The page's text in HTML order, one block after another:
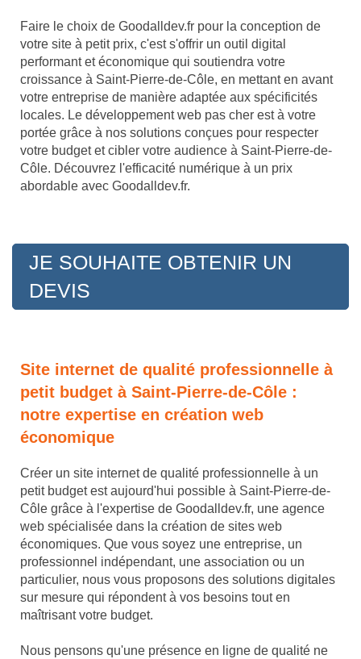
Faire le choix de Goodalldev.fr pour la conception de
votre site à petit prix, c'est s'offrir un outil digital
performant et économique qui soutiendra votre
croissance à Saint-Pierre-de-Côle, en mettant en avant
votre entreprise de manière adaptée aux spécificités
locales. Le développement web pas cher est à votre
portée grâce à nos solutions conçues pour respecter
votre budget et cibler votre audience à Saint-Pierre-de-
Côle. Découvrez l'efficacité numérique à un prix
abordable avec Goodalldev.fr.
JE SOUHAITE OBTENIR UN
DEVIS
Site internet de qualité professionnelle à
petit budget à Saint-Pierre-de-Côle :
notre expertise en création web
économique
Créer un site internet de qualité professionnelle à un
petit budget est aujourd'hui possible à Saint-Pierre-de-
Côle grâce à l'expertise de Goodalldev.fr, une agence
web spécialisée dans la création de sites web
économiques. Que vous soyez une entreprise, un
professionnel indépendant, une association ou un
particulier, nous vous proposons des solutions digitales
sur mesure qui répondent à vos besoins tout en
maîtrisant votre budget.
Nous pensons qu'une présence en ligne de qualité ne